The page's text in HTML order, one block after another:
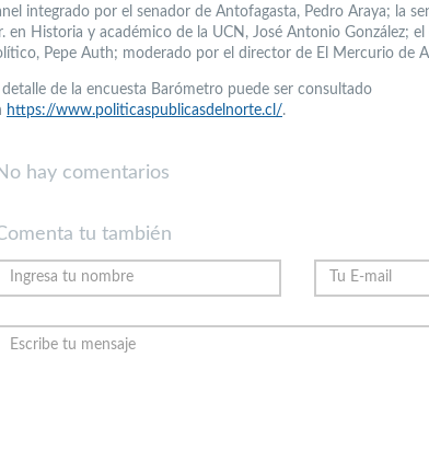
integrado por el senador de Antofagasta, Pedro Araya; la
en Historia y académico de la UCN, José Antonio González;
Pepe Auth; moderado por el director de El Mercurio de
detalle de la encuesta Barómetro puede ser consultado
https://www.politicaspublicasdelnorte.cl/.
hay comentarios
tu también